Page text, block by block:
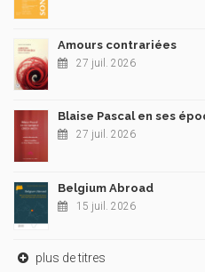
Amours contrariées
27 juil. 2026
Blaise Pascal en ses
27 juil. 2026
Belgium Abroad
15 juil. 2026
plus de titres